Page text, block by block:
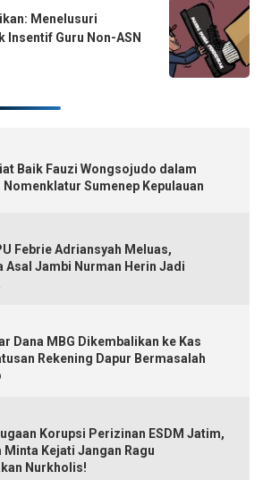
Menelusuri
Insentif Guru Non-ASN
Baik Fauzi Wongsojudo dalam
Nomenklatur Sumenep Kepulauan
Febrie Adriansyah Meluas,
Asal Jambi Nurman Herin Jadi
Dana MBG Dikembalikan ke Kas
Rekening Dapur Bermasalah
Korupsi Perizinan ESDM Jatim,
Kejati Jangan Ragu
Nurkholis!